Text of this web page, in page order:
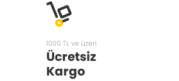
1000 TL ve üzeri
Ücretsiz
Kargo